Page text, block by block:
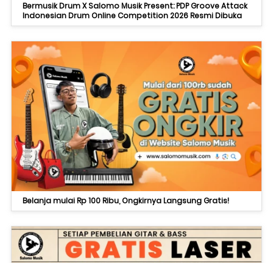
Bermusik Drum X Salomo Musik Present: PDP Groove Attack
Indonesian Drum Online Competition 2026 Resmi Dibuka
Belanja mulai Rp 100 Ribu, Ongkirnya Langsung Gratis!